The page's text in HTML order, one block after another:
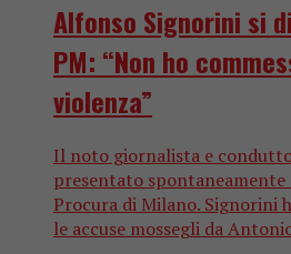
Alfonso Signorini si
PM: “Non ho
violenza”
Il noto giornalista e
presentato
Procura di Milano. Signorini
le accuse mossegli da